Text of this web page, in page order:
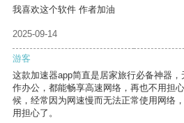
我喜欢这个软件 作者加油
2025-09-14
游客
这款加速器app简直是居家旅行必备神器
作办公，都能畅享高速网络，再也不用担
候，经常因为网速慢而无法正常使用网络
用担心了。